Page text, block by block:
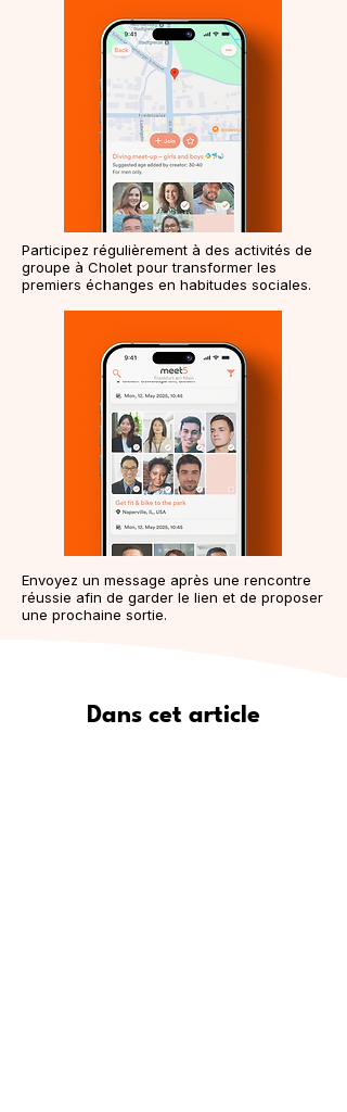
Participez régulièrement à des activités de
groupe à Cholet pour transformer les
premiers échanges en habitudes sociales.
Envoyez un message après une rencontre
réussie afin de garder le lien et de proposer
une prochaine sortie.
Dans cet article